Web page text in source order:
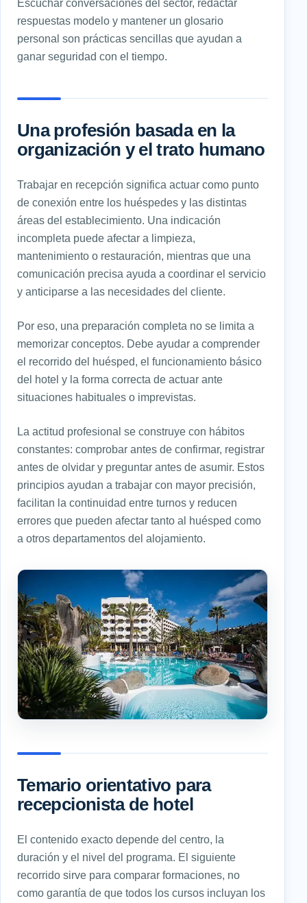
respuestas modelo y mantener un glosario
personal son prácticas sencillas que ayudan a
ganar seguridad con el tiempo.
Una profesión basada en la
organización y el trato humano
Trabajar en recepción significa actuar como punto
de conexión entre los huéspedes y las distintas
áreas del establecimiento. Una indicación
incompleta puede afectar a limpieza,
mantenimiento o restauración, mientras que una
comunicación precisa ayuda a coordinar el servicio
y anticiparse a las necesidades del cliente.
Por eso, una preparación completa no se limita a
memorizar conceptos. Debe ayudar a comprender
el recorrido del huésped, el funcionamiento básico
del hotel y la forma correcta de actuar ante
situaciones habituales o imprevistas.
La actitud profesional se construye con hábitos
constantes: comprobar antes de confirmar, registrar
antes de olvidar y preguntar antes de asumir. Estos
principios ayudan a trabajar con mayor precisión,
facilitan la continuidad entre turnos y reducen
errores que pueden afectar tanto al huésped como
a otros departamentos del alojamiento.
Temario orientativo para
recepcionista de hotel
El contenido exacto depende del centro, la
duración y el nivel del programa. El siguiente
recorrido sirve para comparar formaciones, no
como garantía de que todos los cursos incluyan los